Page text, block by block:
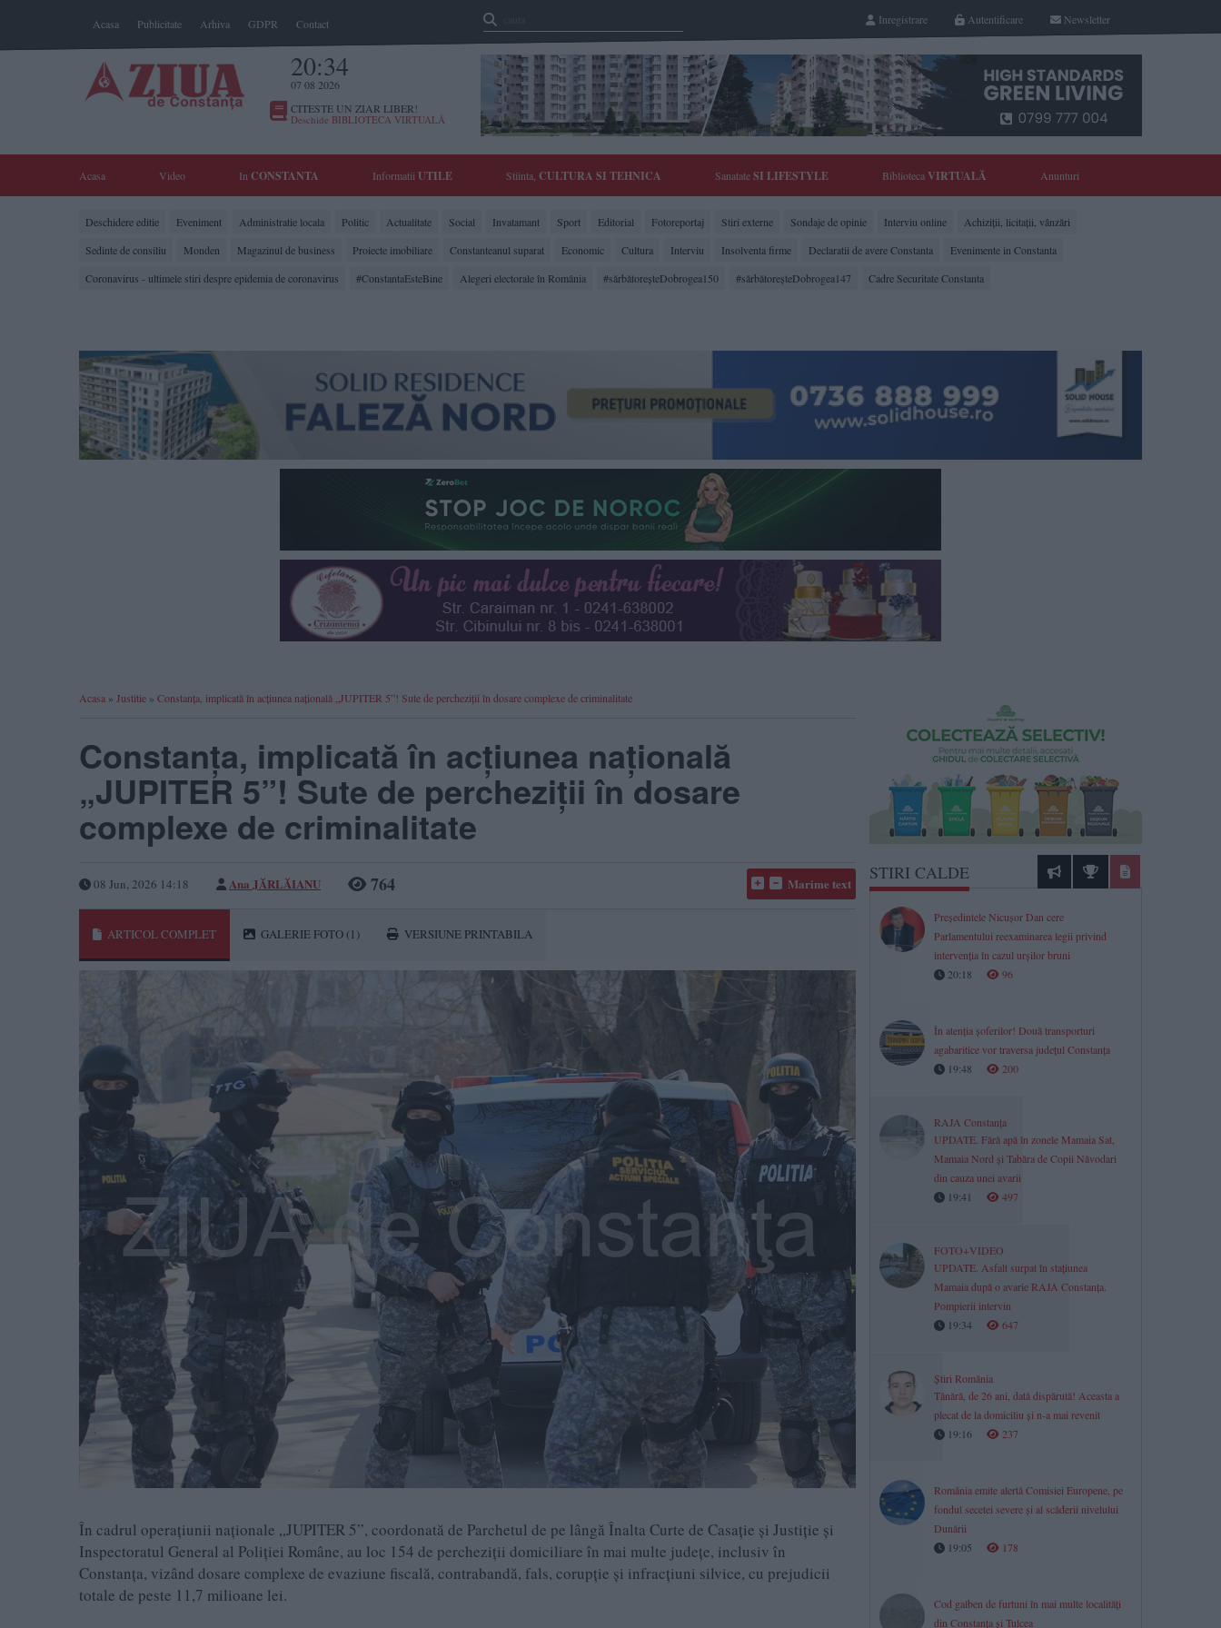
Acasa Publicitate Arhiva GDPR Contact Newsletter
Autentificare
Inregistrare
20:34
07 08 2026
CITESTE UN ZIAR LIBER!
Deschide BIBLIOTECA VIRTUALĂ
Acasa Video In CONSTANTA Informatii UTILE Stiinta, CULTURA SI TEHNICA SanatateSI LIFESTYLE BibliotecaVIRTUALĂ Anunturi
Deschidere editie Eveniment Administratie locala Politic Actualitate Social Invatamant Sport Editorial Fotoreportaj Stiri externe Sondaje de opinie Interviu online
Achiziții, licitații, vânzări
Sedinte de consiliu
Monden Magazinul de business Proiecte imobiliare Constanteanul suparat Economic Cultura Interviu Insolventa firme Declaratii de avere Constanta
Evenimente in Constanta
Coronavirus - ultimele stiri despre epidemia de coronavirus
#ConstantaEsteBine Alegeri electorale în România #sărbătoreşteDobrogea150 #sărbătoreşteDobrogea147 Cadre Securitate Constanta
Acasa » Justitie » Constanța, implicată în acțiunea națională „JUPITER 5”! Sute de percheziții în dosare complexe de criminalitate
Constanța, implicată în acțiunea națională
„JUPITER 5”! Sute de percheziții în dosare
complexe de criminalitate
08 Jun, 2026 14:18 Ana JĂRLĂIANU 764 Marime text
ARTICOL COMPLET GALERIE FOTO (1) VERSIUNE PRINTABILA
În cadrul operațiunii naționale „JUPITER 5”, coordonată de Parchetul de pe lângă Înalta Curte de Casație și Justiție și
Inspectoratul General al Poliției Române, au loc 154 de percheziții domiciliare în mai multe județe, inclusiv în
Constanța, vizând dosare complexe de evaziune fiscală, contrabandă, fals, corupție și infracțiuni silvice, cu prejudicii
totale de peste 11,7 milioane lei.
STIRI CALDE
Președintele Nicușor Dan cere
Parlamentului reexaminarea legii privind
intervenția în cazul urșilor bruni
20:18
96
În atenția șoferilor! Două transporturi
agabaritice vor traversa județul Constanța
19:48
200
RAJA Constanța
UPDATE. Fără apă în zonele Mamaia Sat,
Mamaia Nord și Tabăra de Copii Năvodari
din cauza unei avarii
19:41
497
FOTO+VIDEO
UPDATE. Asfalt surpat în stațiunea
Mamaia după o avarie RAJA Constanța.
Pompierii intervin
19:34
647
Știri România
Tânără, de 26 ani, dată dispărută! Aceasta a
plecat de la domiciliu și n-a mai revenit
19:16
237
România emite alertă Comisiei Europene, pe
fondul secetei severe și al scăderii nivelului
Dunării
19:05
178
Cod galben de furtuni în mai multe localități
din Constanța și Tulcea